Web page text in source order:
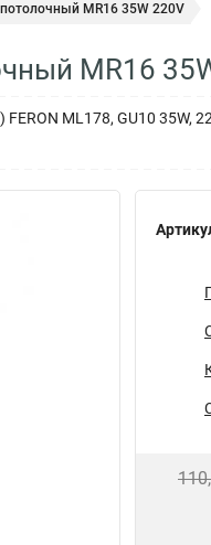
MR16 35W 220V
MR16
ML178, GU10 35W,